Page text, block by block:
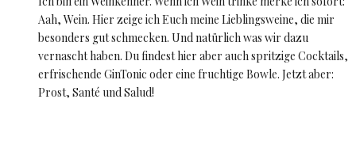
Aah, Wein. Hier zeige ich Euch meine Lieblingsweine, die mir
besonders gut schmecken. Und natürlich was wir dazu
vernascht haben. Du findest hier aber auch spritzige Cocktails,
erfrischende GinTonic oder eine fruchtige Bowle. Jetzt aber:
Prost, Santé und Salud!